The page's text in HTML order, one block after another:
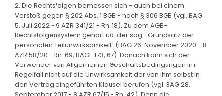
2. Die Rechtsfolgen bemessen sich - auch bei einem
Verstoß gegen § 202 Abs. 1 BGB - nach § 306 BGB (vgl. BAG
5. Juli 2022 - 9 AZR 341/21 - Rn. 18). Zu dem AGB-
Rechtsfolgensystem gehört ua. der sog. "Grundsatz der
personalen Teilunwirksamkeit" (BAG 26. November 2020 - 8
AZR 58/20 - Rn. 69, BAGE 173, 67). Danach kann sich der
Verwender von Allgemeinen Geschäftsbedingungen im
Regelfall nicht auf die Unwirksamkeit der von ihm selbst in
den Vertrag eingeführten Klausel berufen (vgl. BAG 28.